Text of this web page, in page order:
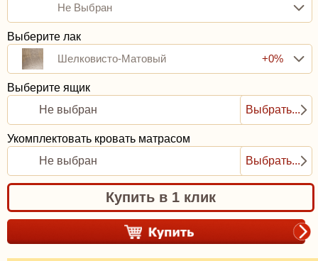
Ламели С Ламеледержателями
И Средником
Не Выбран
Выберите лак
Шелковисто-Матовый
+0%
Выберите ящик
Не выбран
Выбрать...
Укомплектовать кровать матрасом
Не выбран
Выбрать...
Купить в 1 клик